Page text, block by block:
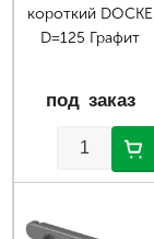
короткий DOCKE
D=125 Графит
под заказ